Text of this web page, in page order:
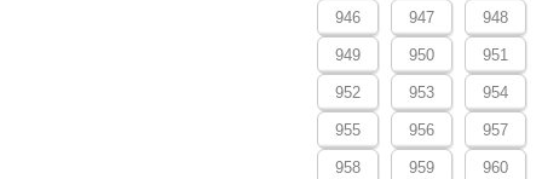
946 947 948
949 950 951
952 953 954
955 956 957
958 959 960